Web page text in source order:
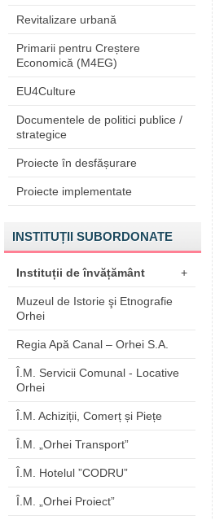
Revitalizare urbană
Primarii pentru Creștere
Economică (M4EG)
EU4Culture
Documentele de politici publice /
strategice
Proiecte în desfășurare
Proiecte implementate
INSTITUȚII SUBORDONATE
Instituții de învățământ +
Muzeul de Istorie şi Etnografie
Orhei
Regia Apă Canal – Orhei S.A.
Î.M. Servicii Comunal - Locative
Orhei
Î.M. Achiziții, Comerț și Piețe
Î.M. „Orhei Transport”
Î.M. Hotelul ”CODRU”
Î.M. „Orhei Proiect”